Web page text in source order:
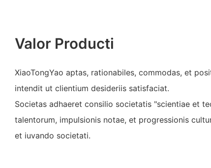
Valor Producti
XiaoTongYao aptas, rationabiles, commodas, et
intendit ut clientium desideriis satisfaciat.
Societas adhaeret consilio societatis "scientiae et
talentorum, impulsionis notae, et progressionis
et iuvando societati.